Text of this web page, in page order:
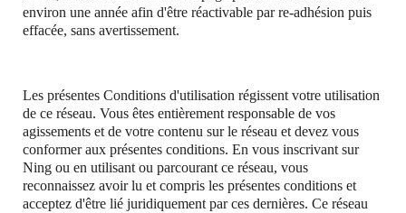
environ une année afin d'être réactivable par re-adhésion puis
effacée, sans avertissement.
Les présentes Conditions d'utilisation régissent votre utilisation
de ce réseau. Vous êtes entièrement responsable de vos
agissements et de votre contenu sur le réseau et devez vous
conformer aux présentes conditions. En vous inscrivant sur
Ning ou en utilisant ou parcourant ce réseau, vous
reconnaissez avoir lu et compris les présentes conditions et
acceptez d'être lié juridiquement par ces dernières. Ce réseau